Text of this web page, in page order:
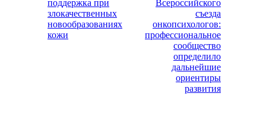
поддержка при
злокачественных
новообразованиях
кожи
Всероссийского
съезда
онкопсихологов:
профессиональное
сообщество
определило
дальнейшие
ориентиры
развития